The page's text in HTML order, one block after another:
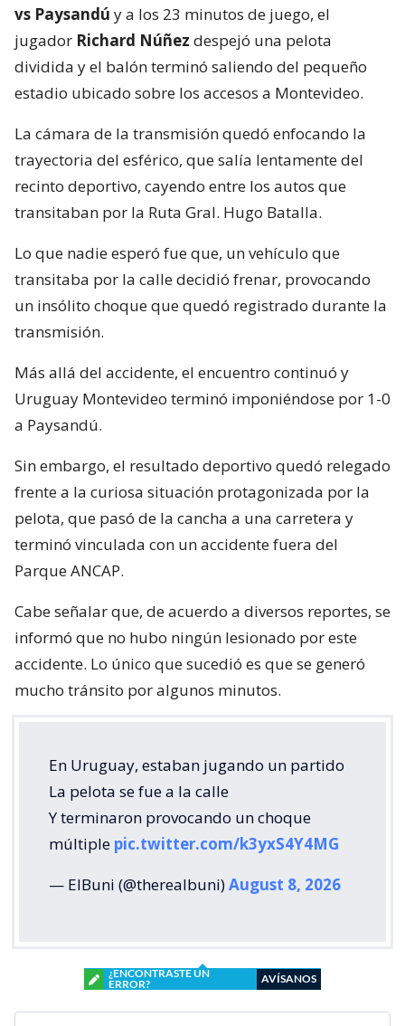
vs Paysandú y a los 23 minutos de juego, el
jugador Richard Núñez despejó una pelota
dividida y el balón terminó saliendo del pequeño
estadio ubicado sobre los accesos a Montevideo.
La cámara de la transmisión quedó enfocando la
trayectoria del esférico, que salía lentamente del
recinto deportivo, cayendo entre los autos que
transitaban por la Ruta Gral. Hugo Batalla.
Lo que nadie esperó fue que, un vehículo que
transitaba por la calle decidió frenar, provocando
un insólito choque que quedó registrado durante la
transmisión.
Más allá del accidente, el encuentro continuó y
Uruguay Montevideo terminó imponiéndose por 1-0
a Paysandú.
Sin embargo, el resultado deportivo quedó relegado
frente a la curiosa situación protagonizada por la
pelota, que pasó de la cancha a una carretera y
terminó vinculada con un accidente fuera del
Parque ANCAP.
Cabe señalar que, de acuerdo a diversos reportes, se
informó que no hubo ningún lesionado por este
accidente. Lo único que sucedió es que se generó
mucho tránsito por algunos minutos.
En Uruguay, estaban jugando un partido
La pelota se fue a la calle
Y terminaron provocando un choque
múltiple pic.twitter.com/k3yxS4Y4MG
— ElBuni (@therealbuni)August 8, 2026
¿ENCONTRASTE UN
ERROR?
AVÍSANOS